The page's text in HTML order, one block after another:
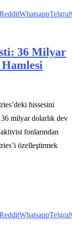
WhatsappTelgraf
36 Milyar
hissesini
milyar dolarlık dev
fonlarından
özelleştirmek
WhatsappTelgraf